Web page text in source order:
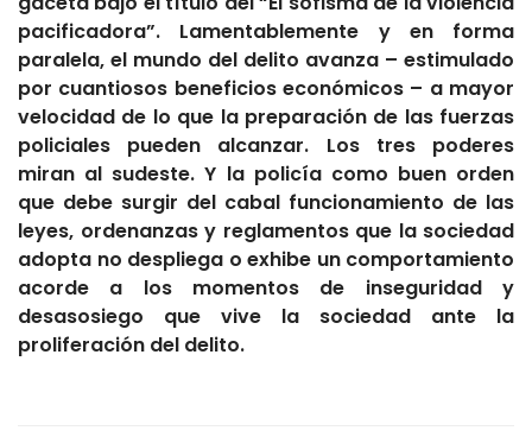
pacificadora”. Lamentablemente y en forma
paralela, el mundo del delito avanza – estimulado
por cuantiosos beneficios económicos – a mayor
velocidad de lo que la preparación de las fuerzas
policiales pueden alcanzar. Los tres poderes
miran al sudeste.Y la policía como buen orden
que debe surgir del cabal funcionamiento de las
leyes, ordenanzas y reglamentos que la sociedad
adopta no despliega o exhibe un comportamiento
acorde a los momentos de inseguridad y
desasosiego que vive la sociedad ante la
proliferación del delito.